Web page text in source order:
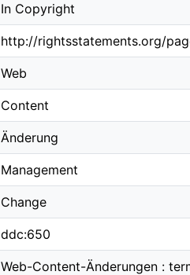
In Copyright
http://rightsstatements.org/
Web
Content
Änderung
Management
Change
ddc:650
Web-Content-Änderungen :